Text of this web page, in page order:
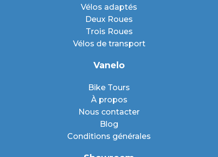
Vélos adaptés
Deux Roues
Trois Roues
Vélos de transport
Vanelo
Bike Tours
À propos
Nous contacter
Blog
Conditions générales